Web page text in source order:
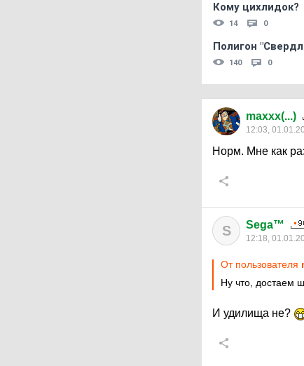
Кому цихлидок?
14 0
Полигон
140 0
maxxx(...)
12:03,
Норм. Мне как
S Sega™
12:18,
От пользователя
Ну что, достаем
И удилища не?